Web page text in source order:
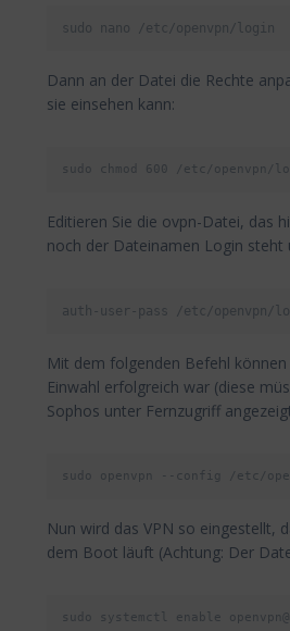
sudo nano /etc/openvpn/login
Dann an der Datei die Rechte
sie einsehen kann:
sudo chmod 600 /etc/openvpn/
Editieren Sie die ovpn-Datei, das
noch der Dateinamen Login steht
auth-user-pass /etc/openvpn/
Mit dem folgenden Befehl können
Einwahl erfolgreich war (diese
Sophos unter Fernzugriff
sudo openvpn --config /etc/
Nun wird das VPN so eingestellt,
dem Boot läuft (Achtung: Der
sudo systemctl enable